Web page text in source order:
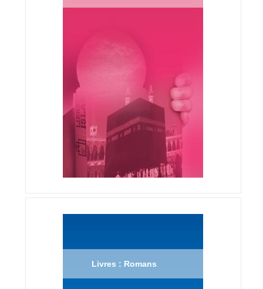
Livres : Romans